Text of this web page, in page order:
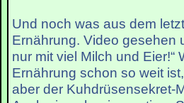
Und noch was aus dem
Ernährung. Video gesehen
nur mit viel Milch und
Ernährung schon so weit
aber der Kuhdrüsensekret-